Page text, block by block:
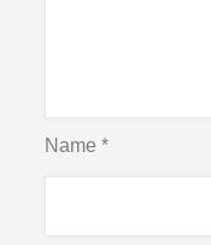
Name*